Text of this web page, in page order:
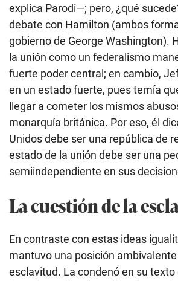
explica Parodi—; pero, ¿qué
debate con Hamilton (ambos
gobierno de George Washington).
la unión como un federalismo
fuerte poder central; en cambio,
en un estado fuerte, pues temía
llegar a cometer los mismos
monarquía británica. Por eso, él
Unidos debe ser una república de
estado de la unión debe ser una
semiindependiente en sus
La cuestión de la
En contraste con estas ideas
mantuvo una posición
esclavitud. La condenó en su texto